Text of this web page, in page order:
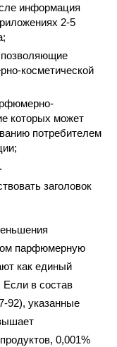
информация
2-5
косметической
которых может
потребителем
заголовок
парфюмерную
как единый
Если в состав
92), указанные
0,001%